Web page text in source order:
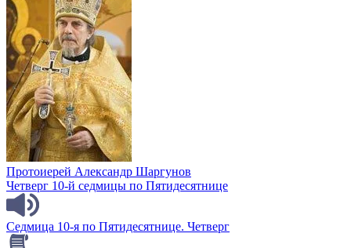
Протоиерей Александр Шаргунов
Четверг 10-й седмицы по Пятидесятнице
Седмица 10-я по Пятидесятнице. Четверг